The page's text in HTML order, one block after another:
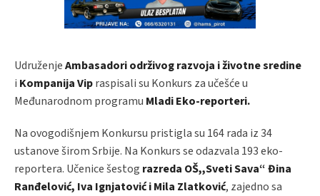
UdruženjeAmbasadori održivog razvoja i životne sredine
i Kompanija Vipraspisali su Konkurs za učešće u
Međunarodnom programu Mladi Eko-reporteri.
Na ovogodišnjem Konkursu pristigla su 164 rada iz 34
ustanove širom Srbije. Na Konkurs se odazvala 193 eko-
reportera. Učenice šestog razreda OŠ,,Sveti Sava“ Đina
Ranđelović, Iva Ignjatović i Mila Zlatković, zajedno sa